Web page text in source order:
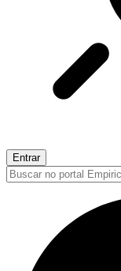
Entrar